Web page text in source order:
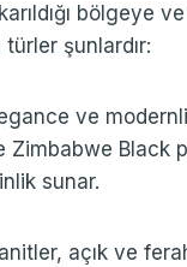
bölgeye
türler şunlardır:
ve
Zimbabwe Black
sunar.
açık ve